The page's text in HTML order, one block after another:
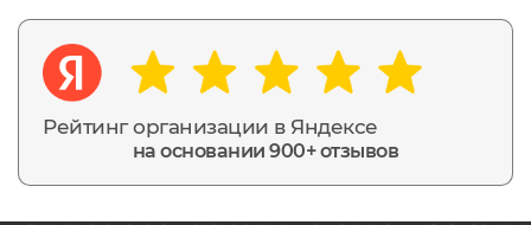
Рейтинг организации в Яндексе
на основании 900+ отзывов